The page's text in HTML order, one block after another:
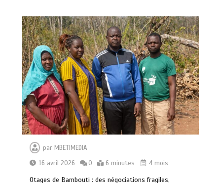
par MBETIMEDIA
16 avril 2026
0 6 minutes 4 mois
Otages de Bambouti : des négociations fragiles,